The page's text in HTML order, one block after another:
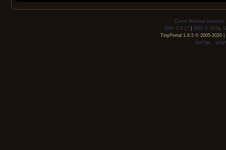
Curve Minimal
SMF 2.0.17 |SMF © 2019,
TinyPortal 1.6.5© 2005-2020|
XHTML